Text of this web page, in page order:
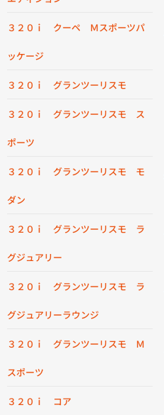
３２０ｉ クーペ Ｍスポーツパ
ッケージ
３２０ｉ グランツーリスモ
３２０ｉ グランツーリスモ ス
ポーツ
３２０ｉ グランツーリスモ モ
ダン
３２０ｉ グランツーリスモ ラ
グジュアリー
３２０ｉ グランツーリスモ ラ
グジュアリーラウンジ
３２０ｉ グランツーリスモ Ｍ
スポーツ
３２０ｉ コア